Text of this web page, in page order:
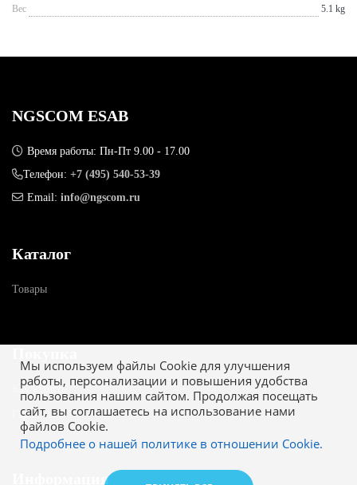
Вес
5.1 kg
Мы используем файлы Cookie для улучшения
работы, персонализации и повышения удобства
пользования нашим сайтом. Продолжая посещать
сайт, вы соглашаетесь на использование нами
файлов Cookie.
Подробнее о нашей политике в отношении Cookie.
NGSCOM ESAB
Время работы: Пн-Пт 9.00 - 17.00
Телефон: +7 (495) 540-53-39
Email: info@ngscom.ru
Каталог
Товары
Как купить
Гарантия
Информация